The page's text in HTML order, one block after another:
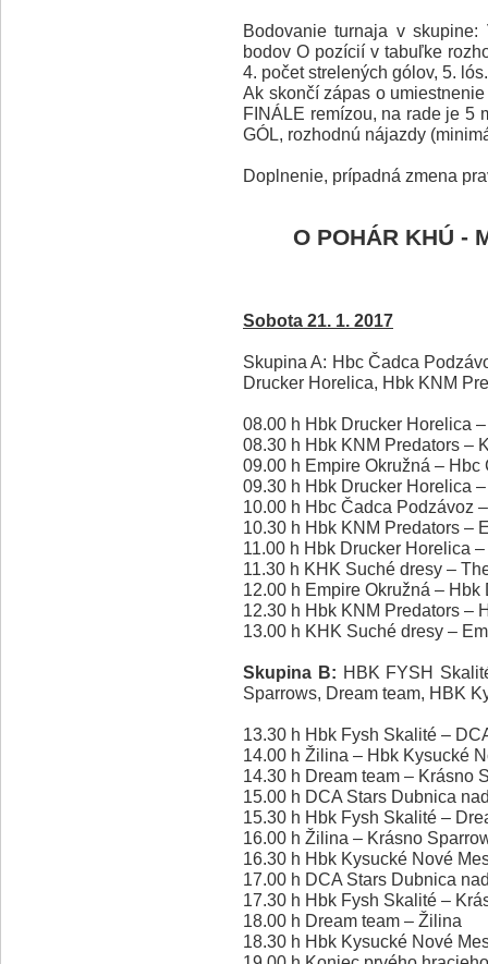
Bodovanie turnaja v
bodov O pozícií v tabuľke
4. počet strelených gólov, 5. lós.
Ak skončí zápas o
FINÁLE remízou, na rade je 5
GÓL, rozhodnú nájazdy
Doplnenie, prípadná zmena
O POHÁR KHÚ -
Sobota 21. 1. 2017
Skupina A: Hbc Čadca
Drucker Horelica, Hbk KNM
08.00 h Hbk Drucker Horelica
08.30 h Hbk KNM Predators –
09.00 h Empire Okružná – Hbc
09.30 h Hbk Drucker Horelica
10.00 h Hbc Čadca Podzávoz
10.30 h Hbk KNM Predators –
11.00 h Hbk Drucker Horelica
11.30 h KHK Suché dresy –
12.00 h Empire Okružná – Hbk
12.30 h Hbk KNM Predators –
13.00 h KHK Suché dresy –
Skupina B: HBK FYSH
Sparrows, Dream team, HBK
13.30 h Hbk Fysh Skalité –
14.00 h Žilina – Hbk Kysucké
14.30 h Dream team – Krásno
15.00 h DCA Stars Dubnica
15.30 h Hbk Fysh Skalité –
16.00 h Žilina – Krásno
16.30 h Hbk Kysucké Nové
17.00 h DCA Stars Dubnica
17.30 h Hbk Fysh Skalité –
18.00 h Dream team – Žilina
18.30 h Hbk Kysucké Nové